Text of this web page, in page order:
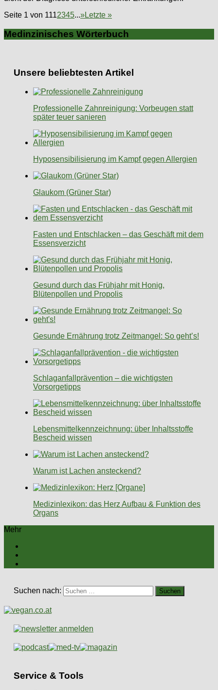
Seite 1 von 1112345...»Letzte »
Medinzinisches Wörterbuch
Unsere beliebtesten Artikel
Professionelle Zahnreinigung: Vorbeugen statt
später teuer sanieren
Hyposensibilisierung im Kampf gegen Allergien
Glaukom (Grüner Star)
Fasten und Entschlacken – das Geschäft mit dem
Essensverzicht
Gesund durch das Frühjahr mit Honig,
Blütenpollen und Propolis
Gesunde Ernährung trotz Zeitmangel: So geht’s!
Schlaganfallprävention – die wichtigsten
Vorsorgetipps
Lebensmittelkennzeichnung: über Inhaltsstoffe
Bescheid wissen
Warum ist Lachen ansteckend?
Medizinlexikon: das Herz Aufbau & Funktion des
Organs
Mehr
Suchen nach:
Service & Tools